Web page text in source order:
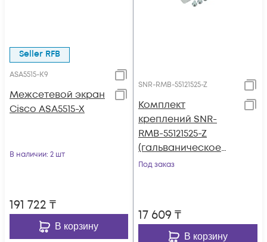
Seller RFB
ASA5515-K9
Межсетевой экран
Cisco ASA5515-X
В наличии: 2 шт
191 722 ₸
В корзину
SNR-RMB-55121525-Z
Комплект
креплений SNR-
RMB-55121525-Z
(гальваническое
покрытие) для ASA
Под заказ
17 609 ₸
В корзину